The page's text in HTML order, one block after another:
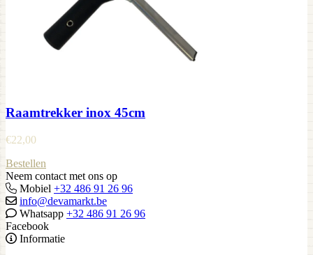
Raamtrekker inox 45cm
€22,00
Bestellen
Neem contact met ons op
Mobiel +32 486 91 26 96
info@devamarkt.be
Whatsapp +32 486 91 26 96
Facebook
Informatie